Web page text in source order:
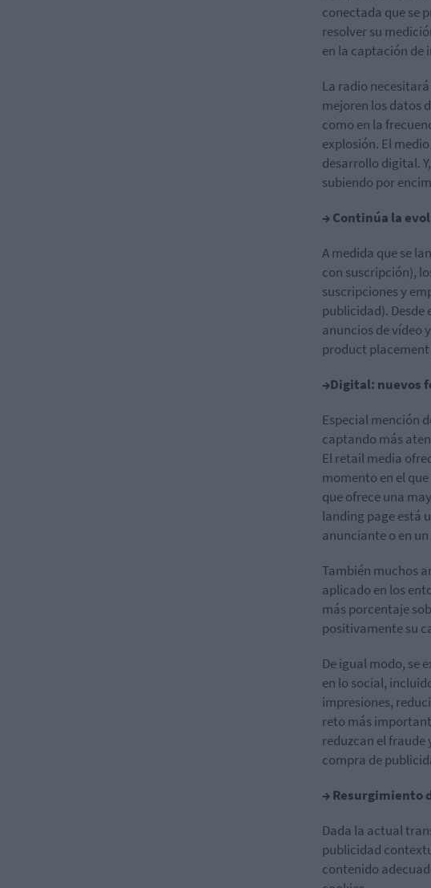
conectada que se
resolver su
en la captación de
La radio
mejoren los datos
como en la
explosión. El
desarrollo digital.
subiendo por
→ Continúa la
A medida que se
con suscripción),
suscripciones y
publicidad). Desde
anuncios de vídeo
product
→Digital: nuevos
Especial mención
captando más
El retail media
momento en el
que ofrece una
landing page está
anunciante o en
También muchos
aplicado en los
más porcentaje
positivamente su
De igual modo, se
en lo social,
impresiones,
reto más
reduzcan el
compra de
→ Resurgimiento
Dada la actual
publicidad
contenido